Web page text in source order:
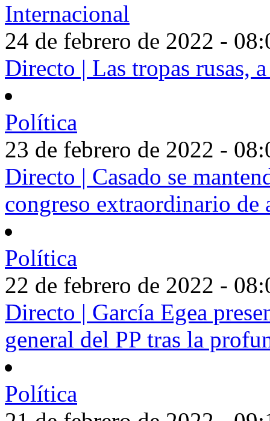
Internacional
24 de febrero de 2022 -
Directo | Las tropas rusas,
Política
23 de febrero de 2022 -
Directo | Casado se
congreso extraordinario de
Política
22 de febrero de 2022 -
Directo | García Egea
general del PP tras la
Política